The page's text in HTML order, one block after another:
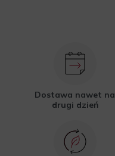
Dostawa nawet na
drugi dzień